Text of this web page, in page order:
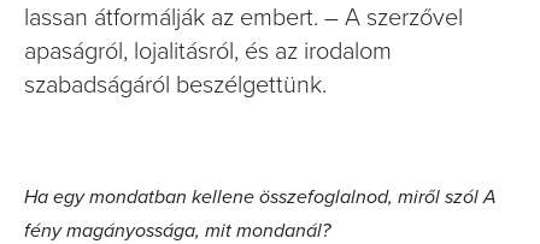
lassan átformálják az embert. – A szerzővel
apaságról, lojalitásról, és az irodalom
szabadságáról beszélgettünk.
Ha egy mondatban kellene összefoglalnod, miről szól A
fény magányossága, mit mondanál?